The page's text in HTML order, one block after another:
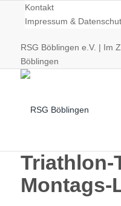
Kontakt
Impressum &
RSG Böblingen e.V. | Im
Böblingen
Radsport
Triathlon-
Montags-